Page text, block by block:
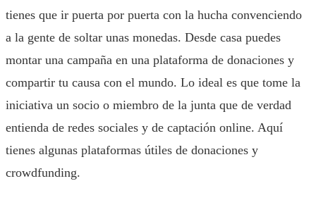
tienes que ir puerta por puerta con la hucha convenciendo
a la gente de soltar unas monedas. Desde casa puedes
montar una campaña en una plataforma de donaciones y
compartir tu causa con el mundo. Lo ideal es que tome la
iniciativa un socio o miembro de la junta que de verdad
entienda de redes sociales y de captación online. Aquí
tienes algunas plataformas útiles de donaciones y
crowdfunding.